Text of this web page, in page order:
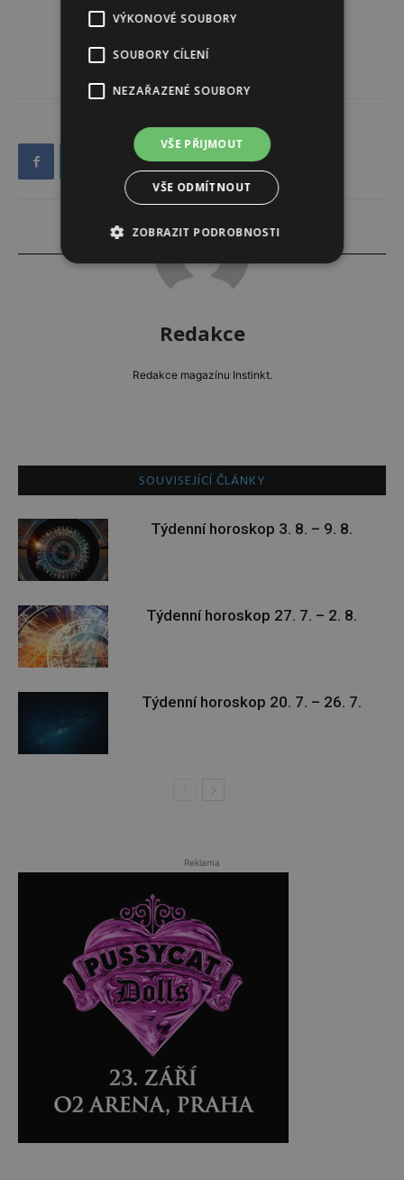
Redakce
Redakce magazínu Instinkt.
SOUVISEJÍCÍ ČLÁNKY
Týdenní horoskop 3. 8. – 9. 8.
Týdenní horoskop 27. 7. – 2. 8.
Týdenní horoskop 20. 7. – 26. 7.
Reklama
VÝKONOVÉ SOUBORY
SOUBORY CÍLENÍ
NEZAŘAZENÉ SOUBORY
VŠE PŘIJMOUT
VŠE ODMÍTNOUT
ZOBRAZIT PODROBNOSTI